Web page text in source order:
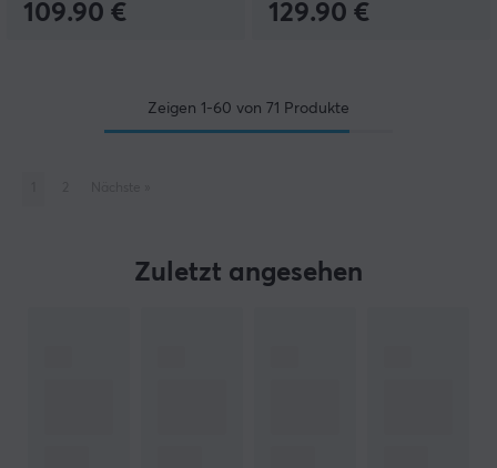
109.90 € 129.90 €
Zeigen 1-60 von 71 Produkte
Zuletzt angesehen